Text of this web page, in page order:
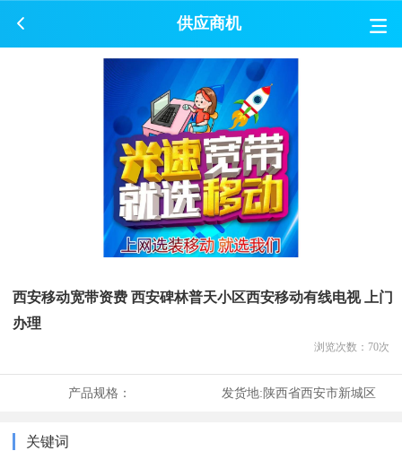
供应商机
西安移动宽带资费 西安碑林普天小区西安移动有线电视 上门
办理
浏览次数： 70次
产品规格： 发货地:陕西省西安市新城区
关键词